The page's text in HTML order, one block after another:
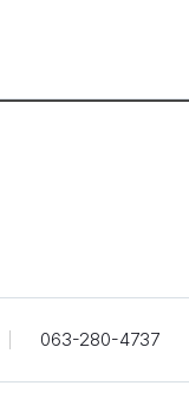
063-280-4737